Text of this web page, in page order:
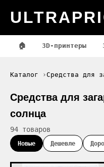
🏠 3D-принтеры
Каталог Средства для
Средства для
солнца
94 товаров
Новые Дешевле